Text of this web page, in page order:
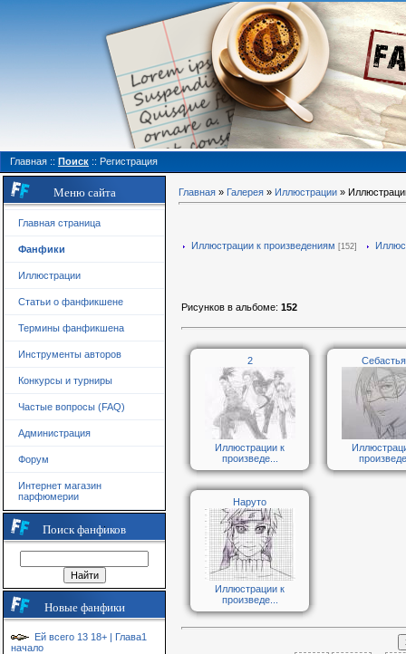
Главная :: Поиск :: Регистрация
Меню сайта
Главная страница
Фанфики
Иллюстрации
Статьи о фанфикшене
Термины фанфикшена
Инструменты авторов
Конкурсы и турниры
Частые вопросы (FAQ)
Администрация
Форум
Интернет магазин
парфюмерии
Поиск фанфиков
Новые фанфики
Ей всего 13 18+ | Глава1
начало
Главная » Галерея » Иллюстрации »
Иллюстрации к произведениям [152]
Рисунков в альбоме: 152
2
Иллюстрации к
произведе...
Наруто
Иллюстрации к
произведе...